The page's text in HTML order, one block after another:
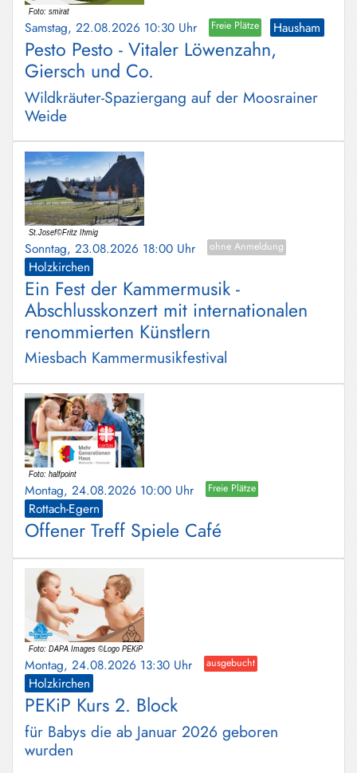
Samstag, 22.08.2026 10:30 Uhr Freie Plätze Hausham
Pesto Pesto - Vitaler Löwenzahn,
Giersch und Co.
Wildkräuter-Spaziergang auf der Moosrainer
Weide
Sonntag, 23.08.2026 18:00 Uhr ohne Anmeldung
Holzkirchen
Ein Fest der Kammermusik -
Abschlusskonzert mit internationalen
renommierten Künstlern
Miesbach Kammermusikfestival
Montag, 24.08.2026 10:00 Uhr Freie Plätze
Rottach-Egern
Offener Treff Spiele Café
Montag, 24.08.2026 13:30 Uhr ausgebucht
Holzkirchen
PEKiP Kurs 2. Block
für Babys die ab Januar 2026 geboren
wurden